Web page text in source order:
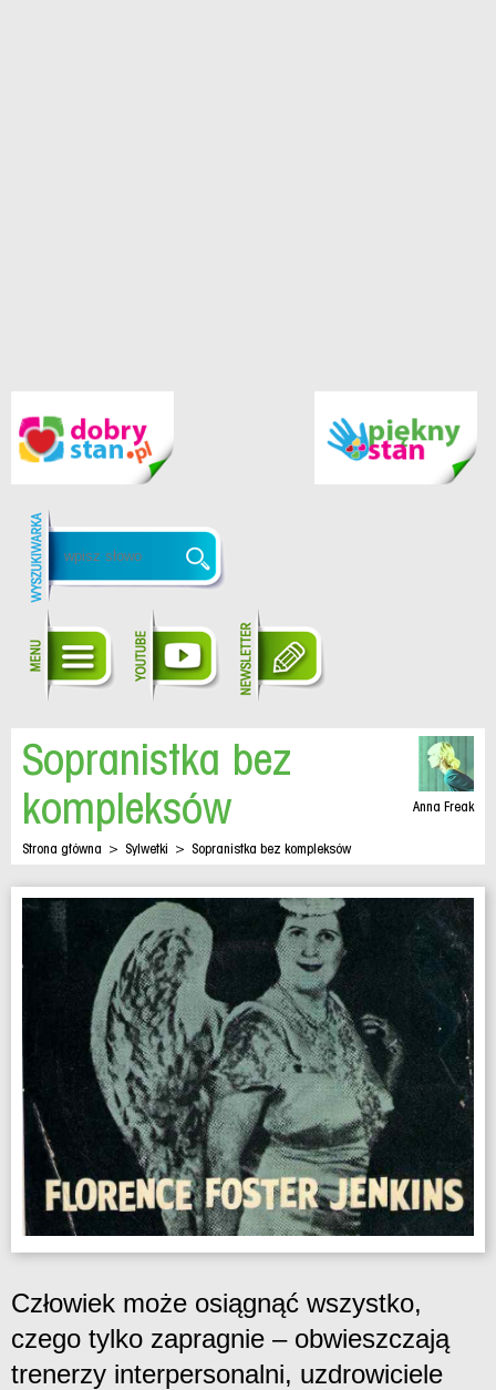
Anna Freak
Sopranistka bez
kompleksów
Strona główna > Sylwetki > Sopranistka bez kompleksów
Człowiek może osiągnąć wszystko,
czego tylko zapragnie – obwieszczają
trenerzy interpersonalni, uzdrowiciele